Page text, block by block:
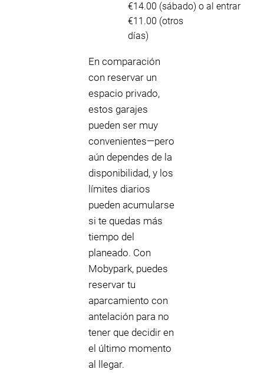
€14.00 (sábado) o
€11.00 (otros
días)
al entrar
En comparación
con reservar un
espacio privado,
estos garajes
pueden ser muy
convenientes—pero
aún dependes de la
disponibilidad, y los
límites diarios
pueden acumularse
si te quedas más
tiempo del
planeado. Con
Mobypark, puedes
reservar tu
aparcamiento con
antelación para no
tener que decidir en
el último momento
al llegar.